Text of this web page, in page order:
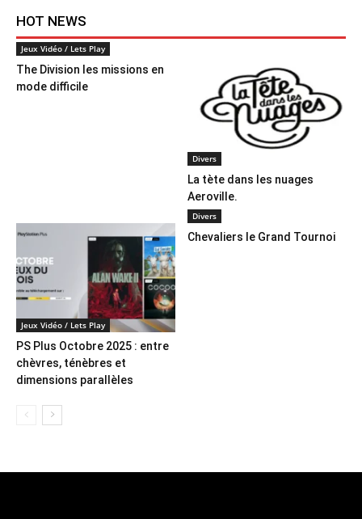
HOT NEWS
Jeux Vidéo / Lets Play
The Division les missions en
mode difficile
Divers
La tète dans les nuages
Aeroville.
Jeux Vidéo / Lets Play
PS Plus Octobre 2025 : entre
chèvres, ténèbres et
dimensions parallèles
Divers
Chevaliers le Grand Tournoi